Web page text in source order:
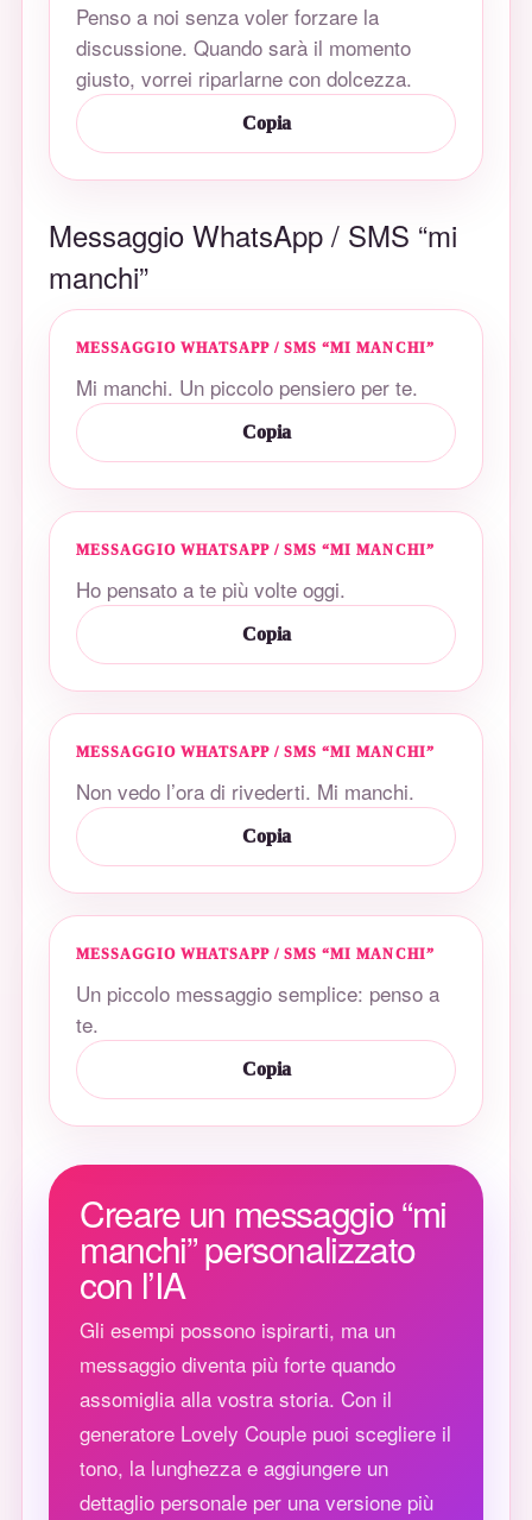
Penso a noi senza voler forzare la
discussione. Quando sarà il momento
giusto, vorrei riparlarne con dolcezza.
Copia
Messaggio WhatsApp / SMS “mi
manchi”
MESSAGGIO WHATSAPP / SMS “MI MANCHI”
Mi manchi. Un piccolo pensiero per te.
Copia
MESSAGGIO WHATSAPP / SMS “MI MANCHI”
Ho pensato a te più volte oggi.
Copia
MESSAGGIO WHATSAPP / SMS “MI MANCHI”
Non vedo l’ora di rivederti. Mi manchi.
Copia
MESSAGGIO WHATSAPP / SMS “MI MANCHI”
Un piccolo messaggio semplice: penso a
te.
Copia
Creare un messaggio “mi
manchi” personalizzato
con l’IA
Gli esempi possono ispirarti, ma un
messaggio diventa più forte quando
assomiglia alla vostra storia. Con il
generatore Lovely Couple puoi scegliere il
tono, la lunghezza e aggiungere un
dettaglio personale per una versione più